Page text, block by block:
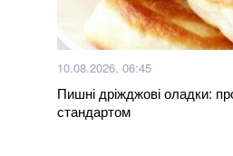
10.08.2026, 06:45
Пишні дріжджові оладки:
стандартом